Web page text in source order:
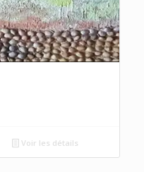
Voir les détails